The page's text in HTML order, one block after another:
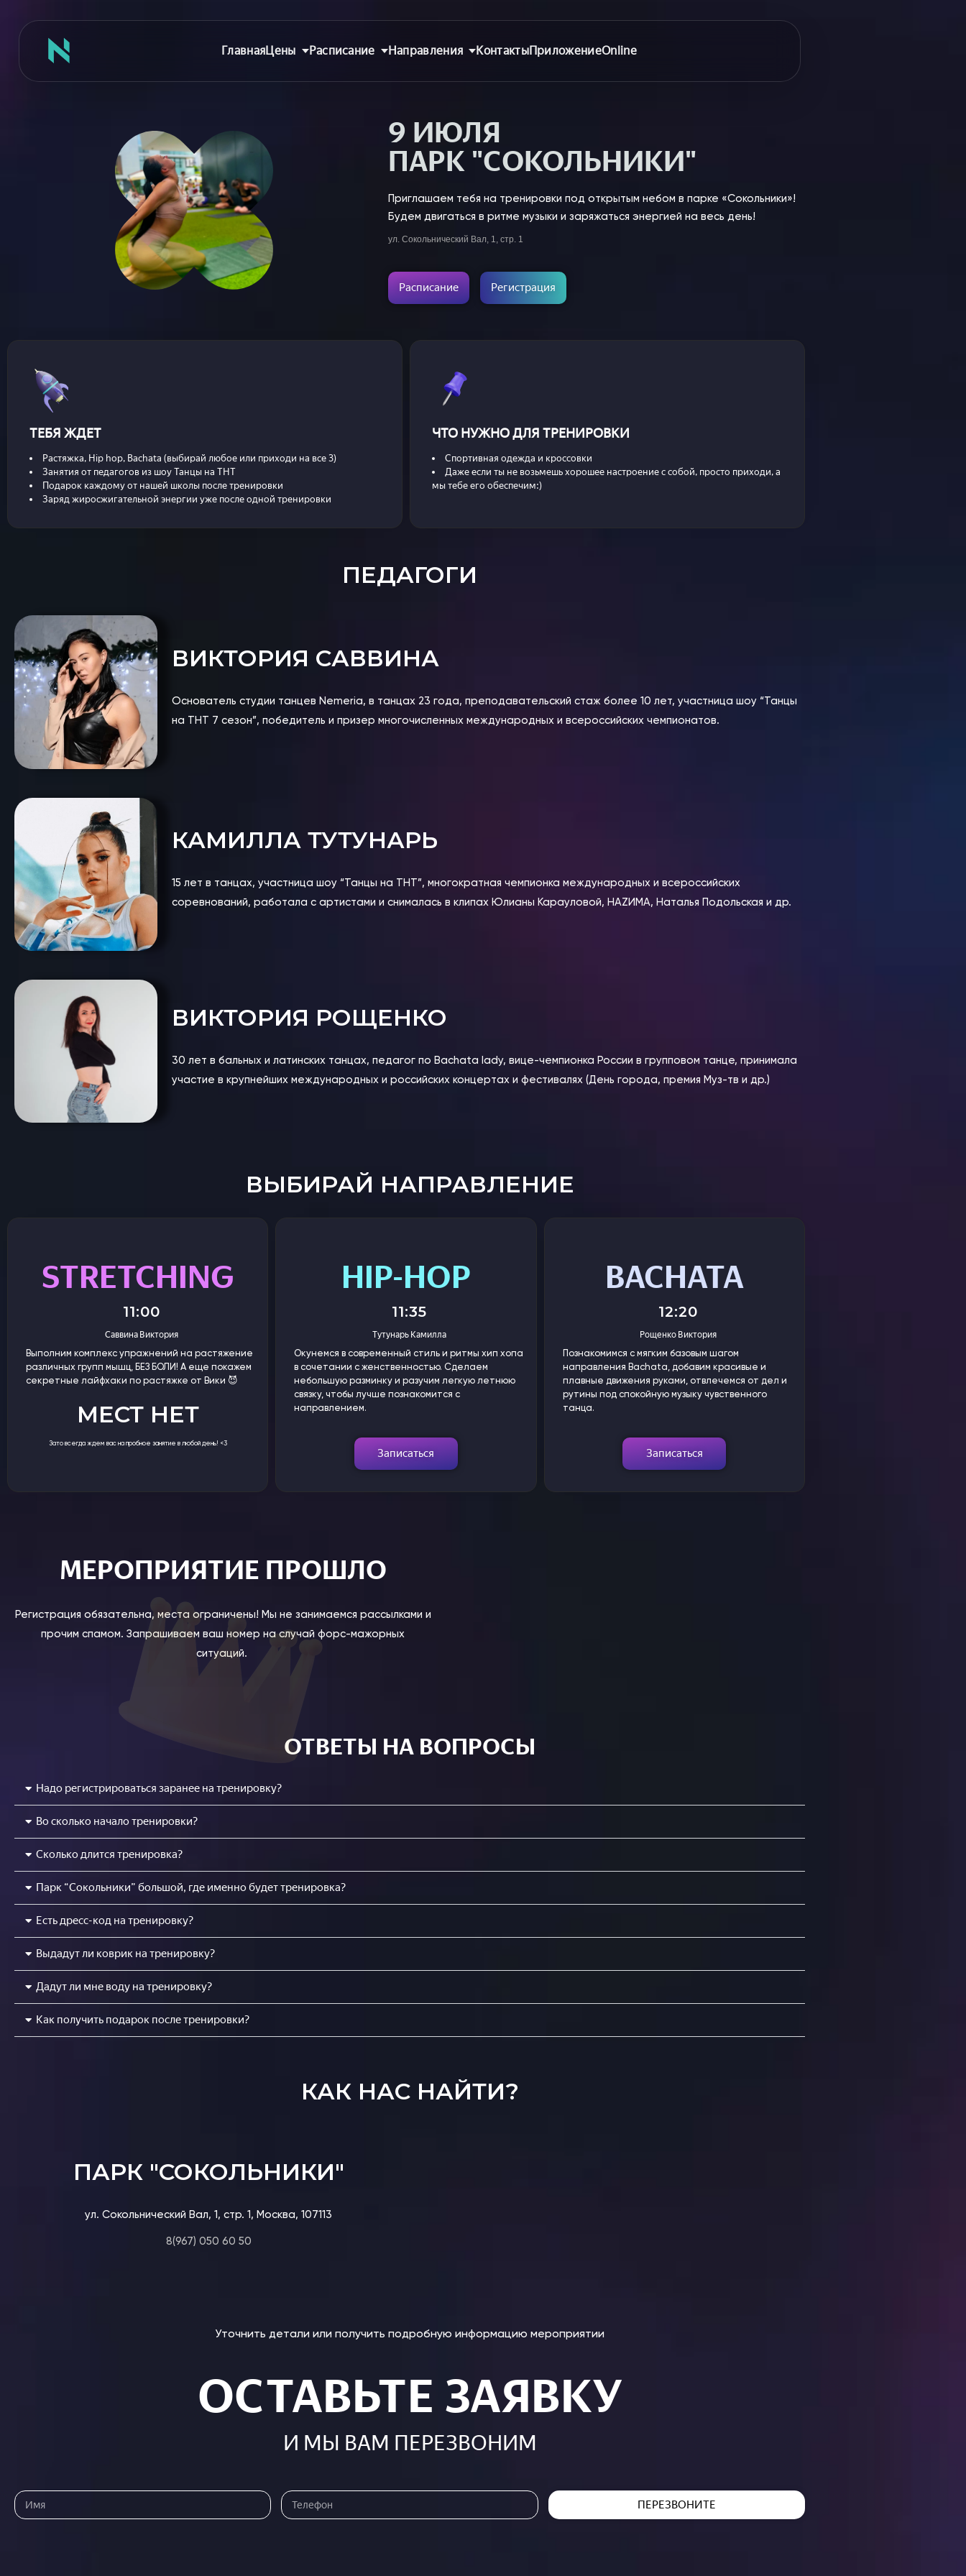
ГлавнаяЦены Расписание Направления КонтактыПриложениеOnline
Аренда зала
Сертификаты
Съемка танцев
Спец-курсы
Групповые
Сочи 2024
Направления
Взрослые 16+
Сочи 2024
Лагерь дети
Контакты
9 ИЮЛЯ
ПАРК "СОКОЛЬНИКИ"
Приглашаем тебя на тренировки под открытым небом в парке «Сокольники»!
Будем двигаться в ритме музыки и заряжаться энергией на весь день!
ул. Сокольнический Вал, 1, стр. 1
Расписание Регистрация
ТЕБЯ ЖДЕТ
Растяжка, Hip hop, Bachata (выбирай любое или приходи на все 3)
Занятия от педагогов из шоу Танцы на ТНТ
Подарок каждому от нашей школы после тренировки
Заряд жиросжигательной энергии уже после одной тренировки
ЧТО НУЖНО ДЛЯ ТРЕНИРОВКИ
Спортивная одежда и кроссовки
Даже если ты не возьмешь хорошее настроение с собой, просто приходи, а
мы тебе его обеспечим:)
ПЕДАГОГИ
ВИКТОРИЯ САВВИНА
Основатель студии танцев Nemeria, в танцах 23 года, преподавательский стаж более 10 лет, участница шоу “Танцы
на ТНТ 7 сезон”, победитель и призер многочисленных международных и всероссийских чемпионатов.
КАМИЛЛА ТУТУНАРЬ
15 лет в танцах, участница шоу “Танцы на ТНТ”, многократная чемпионка международных и всероссийских
соревнований, работала с артистами и снималась в клипах Юлианы Карауловой, НАZИМА, Наталья Подольская и др.
ВИКТОРИЯ РОЩЕНКО
30 лет в бальных и латинских танцах, педагог по Bachata lady, вице-чемпионка России в групповом танце, принимала
участие в крупнейших международных и российских концертах и фестивалях (День города, премия Муз-тв и др.)
ВЫБИРАЙ НАПРАВЛЕНИЕ
STRETCHING
11:00
Саввина Виктория
Выполним комплекс упражнений на растяжение
различных групп мышц, БЕЗ БОЛИ! А еще покажем
секретные лайфхаки по растяжке от Вики 😈
МЕСТ НЕТ
Зато всегда ждем вас на пробное занятие в любой день! <3
HIP-HOP
11:35
Тутунарь Камилла
Окунемся в современный стиль и ритмы хип хопа
в сочетании с женственностью. Сделаем
небольшую разминку и разучим легкую летнюю
связку, чтобы лучше познакомится с
направлением.
Записаться
BACHATA
12:20
Рощенко Виктория
Познакомимся с мягким базовым шагом
направления Bachata, добавим красивые и
плавные движения руками, отвлечемся от дел и
рутины под спокойную музыку чувственного
танца.
Записаться
МЕРОПРИЯТИЕ ПРОШЛО
Регистрация обязательна, места ограничены! Мы не занимаемся рассылками и
прочим спамом. Запрашиваем ваш номер на случай форс-мажорных
ситуаций.
ОТВЕТЫ НА ВОПРОСЫ
Надо регистрироваться заранее на тренировку?
Во сколько начало тренировки?
Сколько длится тренировка?
Парк “Сокольники” большой, где именно будет тренировка?
Есть дресс-код на тренировку?
Выдадут ли коврик на тренировку?
Дадут ли мне воду на тренировку?
Как получить подарок после тренировки?
КАК НАС НАЙТИ?
ПАРК "СОКОЛЬНИКИ"
ул. Сокольнический Вал, 1, стр. 1, Москва, 107113
8(967) 050 60 50
Уточнить детали или получить подробную информацию мероприятии
ОСТАВЬТЕ ЗАЯВКУ
И МЫ ВАМ ПЕРЕЗВОНИМ
ПЕРЕЗВОНИТЕ